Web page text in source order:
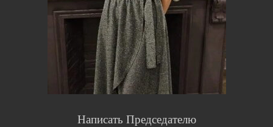
Написать Председателю